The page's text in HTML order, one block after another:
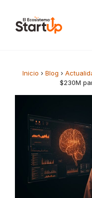
Inicio › Blog ›
$230M